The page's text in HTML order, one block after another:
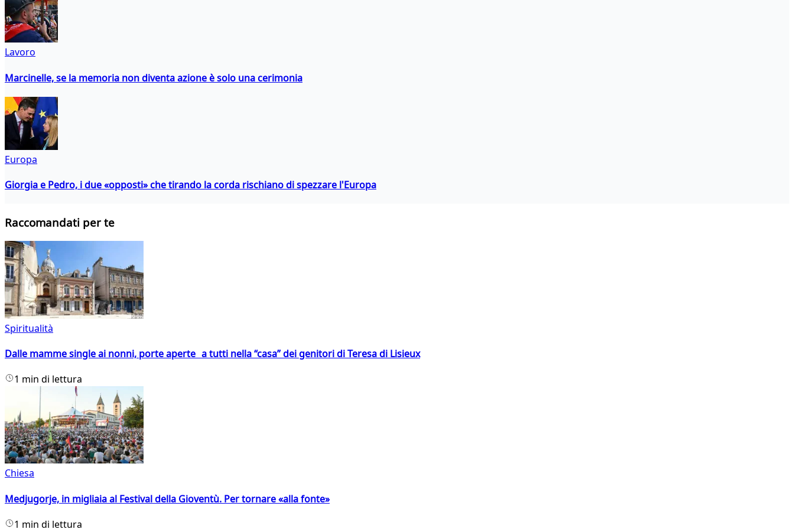
Lavoro
Marcinelle, se la memoria non diventa azione è solo una cerimonia
Europa
Giorgia e Pedro, i due «opposti» che tirando la corda rischiano di spezzare l'Europa
Raccomandati per te
Spiritualità
Dalle mamme single ai nonni, porte aperte a tutti nella “casa” dei genitori di Teresa di Lisieux
1 min di lettura
Chiesa
Medjugorje, in migliaia al Festival della Gioventù. Per tornare «alla fonte»
1 min di lettura